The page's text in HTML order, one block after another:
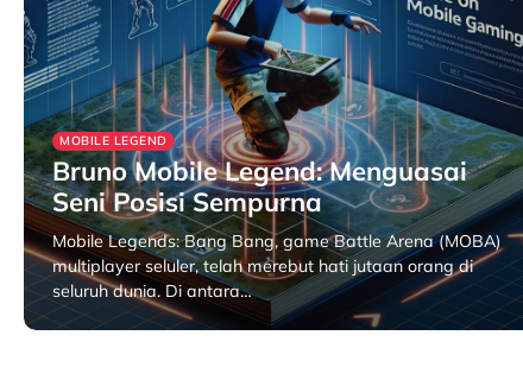
MOBILE LEGEND
Bruno Mobile Legend: Menguasai
Seni Posisi Sempurna
Mobile Legends: Bang Bang, game Battle Arena (MOBA)
multiplayer seluler, telah merebut hati jutaan orang di
seluruh dunia. Di antara…
July 7, 2025